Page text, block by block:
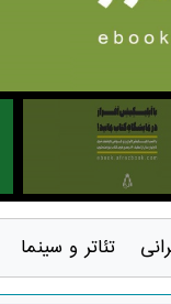
تئاتر و سينما